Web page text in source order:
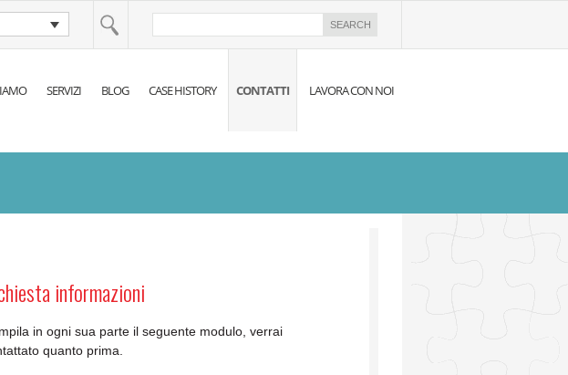
SERVIZI BLOG CASE HISTORY CONTATTI LAVORA CON NOI
informazioni
in ogni sua parte il seguente modulo, verrai
quanto prima.